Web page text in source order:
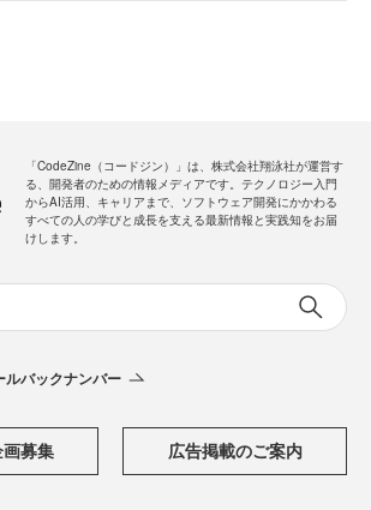
「CodeZine（コードジン）」は、株式会社翔泳社が運営す
る、開発者のための情報メディアです。テクノロジー入門
からAI活用、キャリアまで、ソフトウェア開発にかかわる
すべての人の学びと成長を支える最新情報と実践知をお届
けします。
ルバックナンバー
募集 広告掲載のご案内